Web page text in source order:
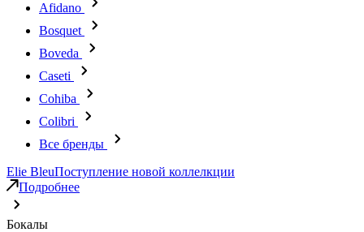
Afidano
Bosquet
Boveda
Caseti
Cohiba
Colibri
Все бренды
Elie BleuПоступление новой коллелкции
Подробнее
Бокалы